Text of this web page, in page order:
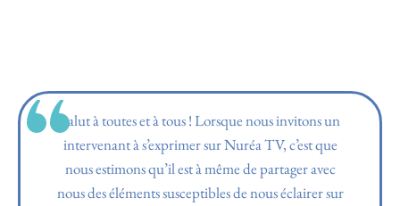
Salut à toutes et à tous ! Lorsque nous invitons un
intervenant à s’exprimer sur Nuréa TV, c’est que
nous estimons qu’il est à même de partager avec
nous des éléments susceptibles de nous éclairer sur